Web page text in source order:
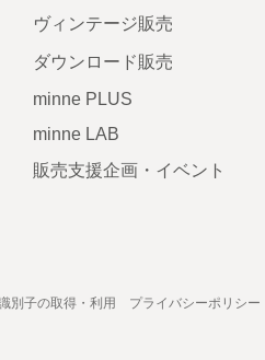
ヴィンテージ販売
ダウンロード販売
minne PLUS
minne LAB
販売支援企画・イベント
別子の取得・利用 プライバシーポリシー